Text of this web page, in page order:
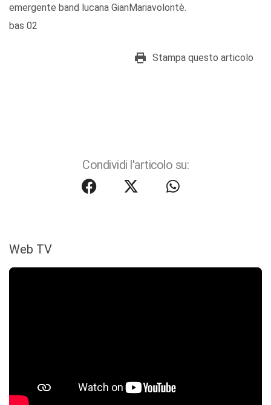
emergente band lucana GianMariavolontè.
bas 02
Stampa questo articolo
Condividi l'articolo su:
Web TV